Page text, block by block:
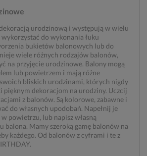
urodzinową i występują w wielu
do wykonania łuku
bukietów balonowych lub do
wiele różnych rodzajów balonów,
na przyjęcie urodzinowe. Balony mogą
lub powietrzem i mają różne
bliskich urodzinami, których nigdy
pięknym dekoracjom na urodziny. Uczcij
z balonów. Są kolorowe, zabawne i
do własnych upodobań. Napełnij je
powietrzu, lub napisz własną
balona. Mamy szeroką gamę balonów na
każdego. Od balonów z cyframi i te z